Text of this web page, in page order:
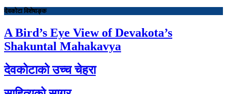
देवकोटा विशेषाङ्क
A Bird’s Eye View of Devakota’s
Shakuntal Mahakavya
देवकोटाको उच्च चेहरा